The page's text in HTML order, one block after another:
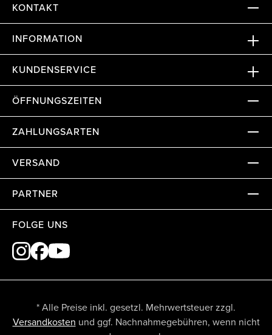
KONTAKT
INFORMATION
KUNDENSERVICE
ÖFFNUNGSZEITEN
ZAHLUNGSARTEN
VERSAND
PARTNER
FOLGE UNS
* Alle Preise inkl. gesetzl. Mehrwertsteuer zzgl.
Versandkosten und ggf. Nachnahmegebühren, wenn nicht